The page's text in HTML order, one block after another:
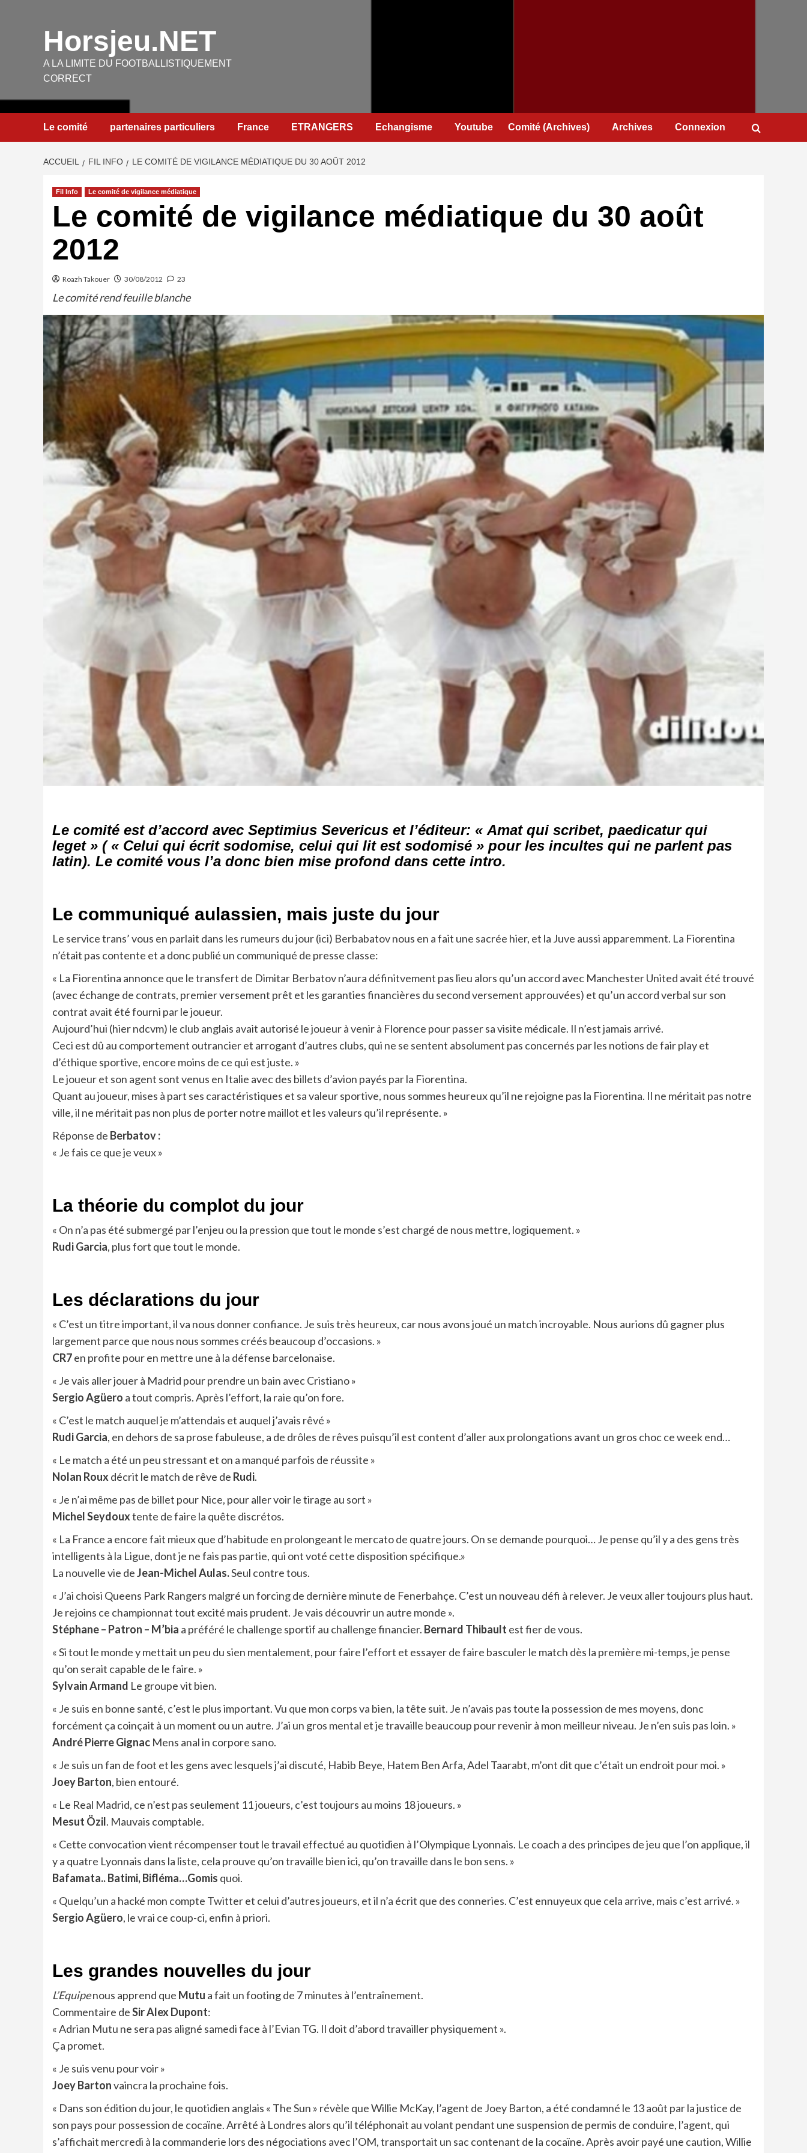
Horsjeu.NET
A LA LIMITE DU FOOTBALLISTIQUEMENT
CORRECT
Le comité partenaires particuliers France ETRANGERS Echangisme Youtube Comité (Archives) Archives Connexion
ACCUEIL FIL INFO LE COMITÉ DE VIGILANCE MÉDIATIQUE DU 30 AOÛT 2012
Fil Info Le comité de vigilance médiatique
Le comité de vigilance médiatique du 30 août
2012
Roazh Takouer 30/08/2012 23
Le comité rend feuille blanche
Le comité est d’accord avec Septimius Severicus et l’éditeur: « Amat qui scribet, paedicatur qui
leget » ( « Celui qui écrit sodomise, celui qui lit est sodomisé » pour les incultes qui ne parlent pas
latin). Le comité vous l’a donc bien mise profond dans cette intro.
Le communiqué aulassien, mais juste du jour
Le service trans’ vous en parlait dans les rumeurs du jour (ici) Berbabatov nous en a fait une sacrée hier, et la Juve aussi apparemment. La Fiorentina
n’était pas contente et a donc publié un communiqué de presse classe:
« La Fiorentina annonce que le transfert de Dimitar Berbatov n’aura définitvement pas lieu alors qu’un accord avec Manchester United avait été trouvé
(avec échange de contrats, premier versement prêt et les garanties financières du second versement approuvées) et qu’un accord verbal sur son
contrat avait été fourni par le joueur.
Aujourd’hui (hier ndcvm) le club anglais avait autorisé le joueur à venir à Florence pour passer sa visite médicale. Il n’est jamais arrivé.
Ceci est dû au comportement outrancier et arrogant d’autres clubs, qui ne se sentent absolument pas concernés par les notions de fair play et
d’éthique sportive, encore moins de ce qui est juste. »
Le joueur et son agent sont venus en Italie avec des billets d’avion payés par la Fiorentina.
Quant au joueur, mises à part ses caractéristiques et sa valeur sportive, nous sommes heureux qu’il ne rejoigne pas la Fiorentina. Il ne méritait pas notre
ville, il ne méritait pas non plus de porter notre maillot et les valeurs qu’il représente. »
Réponse de Berbatov :
« Je fais ce que je veux »
La théorie du complot du jour
« On n’a pas été submergé par l’enjeu ou la pression que tout le monde s’est chargé de nous mettre, logiquement. »
Rudi Garcia, plus fort que tout le monde.
Les déclarations du jour
« C’est un titre important, il va nous donner confiance. Je suis très heureux, car nous avons joué un match incroyable. Nous aurions dû gagner plus
largement parce que nous nous sommes créés beaucoup d’occasions. »
CR7en profite pour en mettre une à la défense barcelonaise.
« Je vais aller jouer à Madrid pour prendre un bain avec Cristiano »
Sergio Agüero a tout compris. Après l’effort, la raie qu’on fore.
« C’est le match auquel je m’attendais et auquel j’avais rêvé »
Rudi Garcia, en dehors de sa prose fabuleuse, a de drôles de rêves puisqu’il est content d’aller aux prolongations avant un gros choc ce week end…
« Le match a été un peu stressant et on a manqué parfois de réussite »
Nolan Roux décrit le match de rêve de Rudi.
« Je n’ai même pas de billet pour Nice, pour aller voir le tirage au sort »
Michel Seydouxtente de faire la quête discrétos.
« La France a encore fait mieux que d’habitude en prolongeant le mercato de quatre jours. On se demande pourquoi… Je pense qu’il y a des gens très
intelligents à la Ligue, dont je ne fais pas partie, qui ont voté cette disposition spécifique.»
La nouvelle vie deJean-Michel Aulas.Seul contre tous.
« J’ai choisi Queens Park Rangers malgré un forcing de dernière minute de Fenerbahçe. C’est un nouveau défi à relever. Je veux aller toujours plus haut.
Je rejoins ce championnat tout excité mais prudent. Je vais découvrir un autre monde ».
Stéphane – Patron – M’bia a préféré le challenge sportif au challenge financier. Bernard Thibault est fier de vous.
« Si tout le monde y mettait un peu du sien mentalement, pour faire l’effort et essayer de faire basculer le match dès la première mi-temps, je pense
qu’on serait capable de le faire. »
Sylvain Armand Le groupe vit bien.
« Je suis en bonne santé, c’est le plus important. Vu que mon corps va bien, la tête suit. Je n’avais pas toute la possession de mes moyens, donc
forcément ça coinçait à un moment ou un autre. J’ai un gros mental et je travaille beaucoup pour revenir à mon meilleur niveau. Je n’en suis pas loin. »
André Pierre Gignac Mens anal in corpore sano.
« Je suis un fan de foot et les gens avec lesquels j’ai discuté, Habib Beye, Hatem Ben Arfa, Adel Taarabt, m’ont dit que c’était un endroit pour moi. »
Joey Barton, bien entouré.
« Le Real Madrid, ce n’est pas seulement 11 joueurs, c’est toujours au moins 18 joueurs. »
Mesut Özil. Mauvais comptable.
« Cette convocation vient récompenser tout le travail effectué au quotidien à l’Olympique Lyonnais. Le coach a des principes de jeu que l’on applique, il
y a quatre Lyonnais dans la liste, cela prouve qu’on travaille bien ici, qu’on travaille dans le bon sens. »
Bafamata.. Batimi, Bifléma…Gomis quoi.
« Quelqu’un a hacké mon compte Twitter et celui d’autres joueurs, et il n’a écrit que des conneries. C’est ennuyeux que cela arrive, mais c’est arrivé. »
Sergio Agüero, le vrai ce coup-ci, enfin à priori.
Les grandes nouvelles du jour
L’Equipenous apprend que Mutu a fait un footing de 7 minutes à l’entraînement.
Commentaire deSir Alex Dupont:
« Adrian Mutu ne sera pas aligné samedi face à l’Evian TG. Il doit d’abord travailler physiquement ».
Ça promet.
« Je suis venu pour voir »
Joey Bartonvaincra la prochaine fois.
« Dans son édition du jour, le quotidien anglais « The Sun » révèle que Willie McKay, l’agent de Joey Barton, a été condamné le 13 août par la justice de
son pays pour possession de cocaïne. Arrêté à Londres alors qu’il téléphonait au volant pendant une suspension de permis de conduire, l’agent, qui
s’affichait mercredi à la commanderie lors des négociations avec l’OM, transportait un sac contenant de la cocaïne. Après avoir payé une caution, Willie